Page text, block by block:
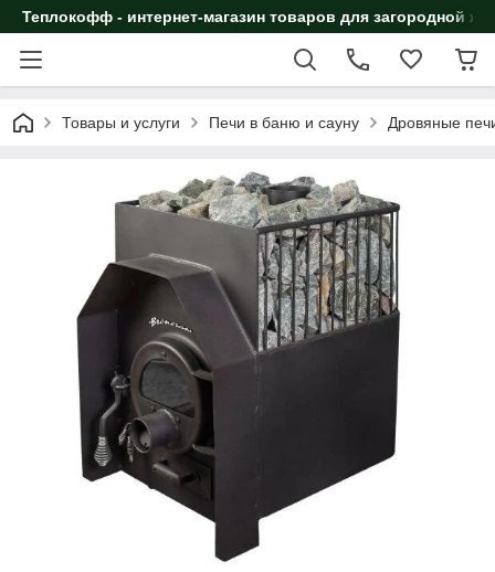
Теплокофф - интернет-магазин товаров для загородной
Товары и услуги Печи в баню и сауну Дровяные